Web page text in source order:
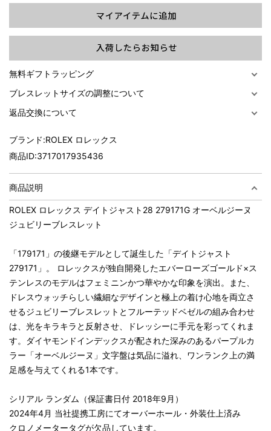
無料ギフトラッピング
ブレスレットサイズの調整について
返品交換について
ブランド:ROLEX ロレックス
商品ID:3717017935436
商品説明
ROLEX ロレックス デイトジャスト28 279171G オーベルジーヌ
ジュビリーブレスレット
「179171」の後継モデルとして誕生した「デイトジャスト
279171」。 ロレックスが独自開発したエバーローズゴールド×ス
テンレスのモデルはフェミニンかつ華やかな印象を演出。また、
ドレスウォッチらしい繊細なデザインと極上の着け心地を両立さ
せるジュビリーブレスレットとフルーテッドベゼルの組み合わせ
は、光をキラキラと反射させ、ドレッシーに手元を彩ってくれま
す。ダイヤモンドインデックスが配された深みのあるパープルカ
ラー「オーベルジーヌ」文字盤は気品に溢れ、ワンランク上の満
足感を与えてくれる1本です。
シリアル ランダム（保証書日付 2018年9月）
2024年4月 当社提携工房にてオーバーホール・外装仕上済み
クロノメータータグが欠品しています。